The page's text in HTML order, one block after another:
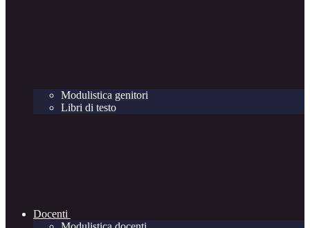
Modulistica genitori
Libri di testo
Docenti